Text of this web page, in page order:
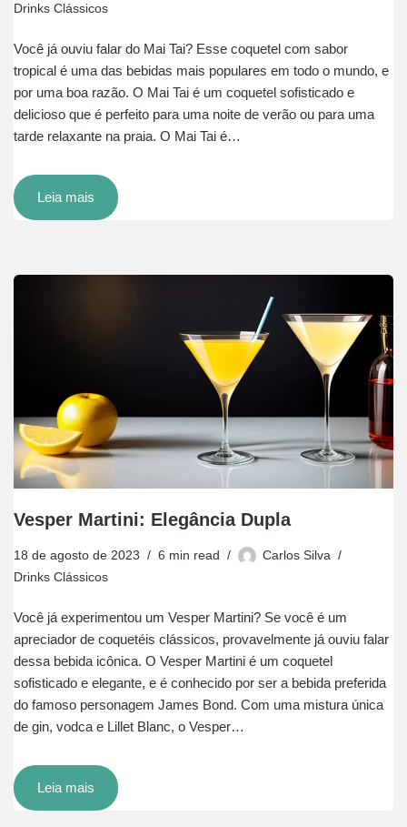
Drinks Clássicos
Você já ouviu falar do Mai Tai? Esse coquetel com sabor
tropical é uma das bebidas mais populares em todo o mundo, e
por uma boa razão. O Mai Tai é um coquetel sofisticado e
delicioso que é perfeito para uma noite de verão ou para uma
tarde relaxante na praia. O Mai Tai é…
Leia mais
Vesper Martini: Elegância Dupla
18 de agosto de 2023 6 min read
Carlos Silva
Drinks Clássicos
Você já experimentou um Vesper Martini? Se você é um
apreciador de coquetéis clássicos, provavelmente já ouviu falar
dessa bebida icônica. O Vesper Martini é um coquetel
sofisticado e elegante, e é conhecido por ser a bebida preferida
do famoso personagem James Bond. Com uma mistura única
de gin, vodca e Lillet Blanc, o Vesper…
Leia mais